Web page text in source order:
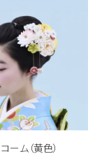
ム（黄色）